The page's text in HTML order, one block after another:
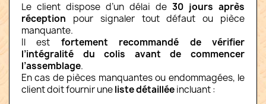
Le client dispose d’un délai de 30 jours après
réception pour signaler tout défaut ou pièce
manquante.
Il est fortement recommandé de vérifier
l’intégralité du colis avant de commencer
l’assemblage.
En cas de pièces manquantes ou endommagées, le
client doit fournir uneliste détailléeincluant :